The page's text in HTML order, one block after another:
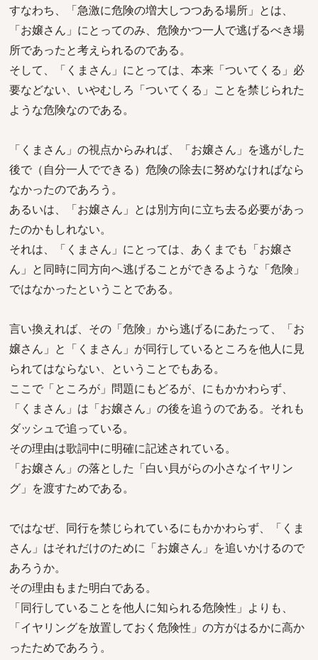
すなわち、「急激に危険の増大しつつある場所」とは、
「お嬢さん」にとってのみ、危険かつ一人で逃げるべき場
所であったと考えられるのである。
そして、「くまさん」にとっては、本来「ついてくる」必
要などない、いやむしろ「ついてくる」ことを禁じられた
ような危険なのである。
「くまさん」の視点からみれば、「お嬢さん」を逃がした
後で（自分一人でできる）危険の除去に努めなければなら
なかったのであろう。
あるいは、「お嬢さん」とは別方向に立ち去る必要があっ
たのかもしれない。
それは、「くまさん」にとっては、あくまでも「お嬢さ
ん」と同時に同方向へ逃げることができるような「危険」
ではなかったということである。
言い換えれば、その「危険」から逃げるにあたって、「お
嬢さん」と「くまさん」が同行しているところを他人に見
られてはならない、ということでもある。
ここで「ところが」問題にもどるが、にもかかわらず、
「くまさん」は「お嬢さん」の後を追うのである。それも
ダッシュで追っている。
その理由は歌詞中に明確に記述されている。
「お嬢さん」の落とした「白い貝がらの小さなイヤリン
グ」を渡すためである。
ではなぜ、同行を禁じられているにもかかわらず、「くま
さん」はそれだけのために「お嬢さん」を追いかけるので
あろうか。
その理由もまた明白である。
「同行していることを他人に知られる危険性」よりも、
「イヤリングを放置しておく危険性」の方がはるかに高か
ったためであろう。